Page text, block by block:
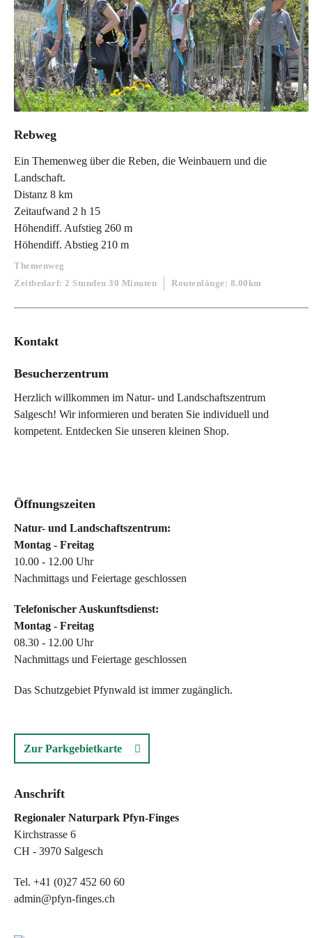
Rebweg
Ein Themenweg über die Reben, die Weinbauern und die
Landschaft.
Distanz 8 km
Zeitaufwand 2 h 15
Höhendiff. Aufstieg 260 m
Höhendiff. Abstieg 210 m
Themenweg
Zeitbedarf: 2 Stunden 30 Minuten
Routenlänge: 8.00km
Kontakt
Besucherzentrum
Herzlich willkommen im Natur- und Landschaftszentrum
Salgesch! Wir informieren und beraten Sie individuell und
kompetent. Entdecken Sie unseren kleinen Shop.
Öffnungszeiten
Natur- und Landschaftszentrum:
Montag - Freitag
10.00 - 12.00 Uhr
Nachmittags und Feiertage geschlossen
Telefonischer Auskunftsdienst:
Montag - Freitag
08.30 - 12.00 Uhr
Nachmittags und Feiertage geschlossen
Das Schutzgebiet Pfynwald ist immer zugänglich.
Zur Parkgebietkarte
Anschrift
Regionaler Naturpark Pfyn-Finges
Kirchstrasse 6
CH - 3970 Salgesch
Tel. +41 (0)27 452 60 60
admin@pfyn-finges.ch